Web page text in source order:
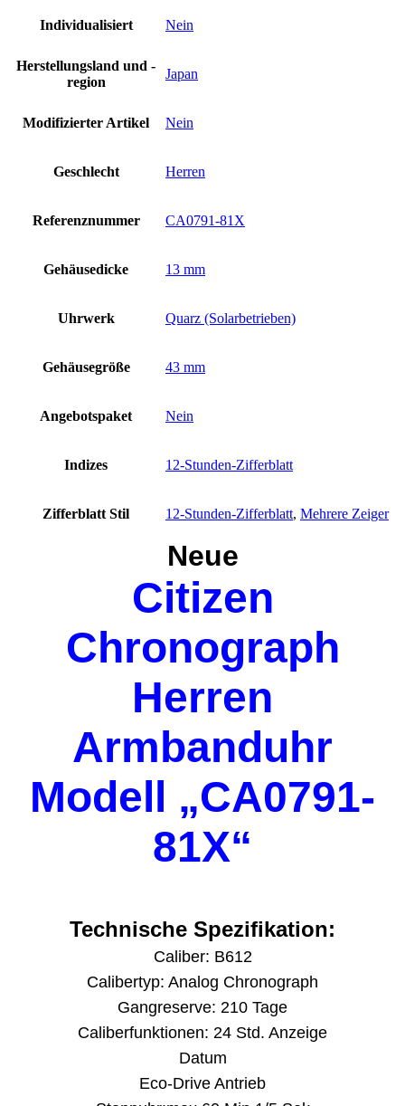
Individualisiert Nein
Herstellungsland und -
region
Japan
Modifizierter Artikel Nein
Geschlecht Herren
Referenznummer CA0791-81X
Gehäusedicke 13 mm
Uhrwerk Quarz (Solarbetrieben)
Gehäusegröße 43 mm
Angebotspaket Nein
Indizes 12-Stunden-Zifferblatt
Zifferblatt Stil 12-Stunden-Zifferblatt, Mehrere Zeiger
Neue
Citizen
Chronograph
Herren
Armbanduhr
Modell „CA0791-
81X“
Technische Spezifikation:
Caliber: B612
Calibertyp: Analog Chronograph
Gangreserve: 210 Tage
Caliberfunktionen: 24 Std. Anzeige
Datum
Eco-Drive Antrieb